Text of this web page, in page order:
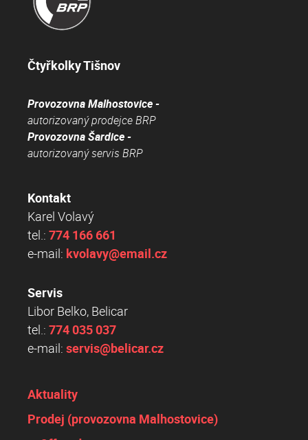
Čtyřkolky Tišnov
Provozovna Malhostovice -
autorizovaný prodejce BRP
Provozovna Šardice -
autorizovaný servis BRP
Kontakt
Karel Volavý
tel.: 774 166 661
e-mail: kvolavy@email.cz
Servis
Libor Belko, Belicar
tel.: 774 035 037
e-mail: servis@belicar.cz
Aktuality
Prodej (provozovna Malhostovice)